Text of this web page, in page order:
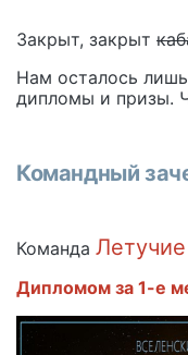
Закрыт, закрыт
Нам осталось
дипломы и призы.
Командный
Команда
Дипломом за 1-е